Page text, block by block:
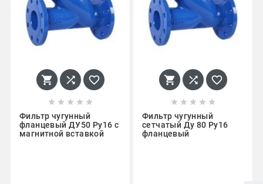
  
    
Фильтр чугунный
фланцевый ДУ50 Ру16 с
магнитной вставкой
  
    
Фильтр чугунный
сетчатый Ду 80 Ру16
фланцевый